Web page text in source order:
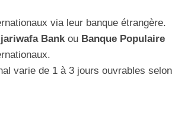
via leur banque étrangère.
Bankou Banque Populaire
varie de 1 à 3 jours ouvrables selon